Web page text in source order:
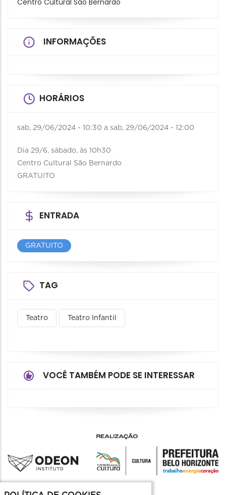
Centro Cultural São Bernardo
INFORMAÇÕES
HORÁRIOS
sab, 29/06/2024 - 10:30 a sab, 29/06/2024 - 12:00
Dia 29/6, sábado, às 10h30
Centro Cultural São Bernardo
GRATUITO
ENTRADA
GRATUITO
TAG
Teatro Teatro Infantil
VOCÊ TAMBÉM PODE SE INTERESSAR